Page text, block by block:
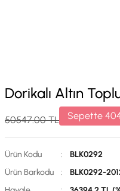
Dorikalı Altın
50547.00TL Sepette
Ürün Kodu :
BLK0292
Ürün Barkodu
:
BLK0292-